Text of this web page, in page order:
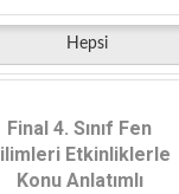
Hepsi
Final 4. Sınıf Fen
Etkinliklerle
Konu Anlatımlı